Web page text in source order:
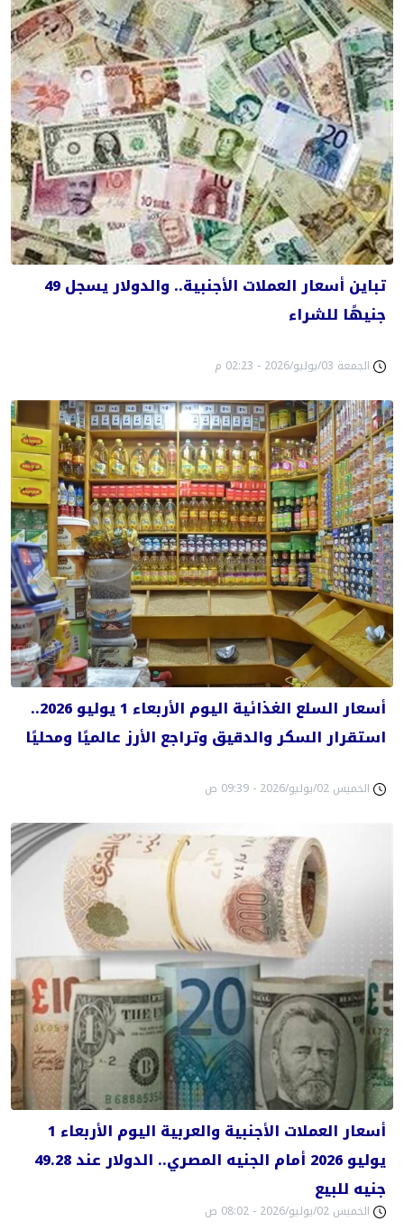
تباين أسعار العملات الأجنبية.. والدولار يسجل 49
جنيهًا للشراء
الجمعة 03/يوليو/2026 - 02:23 م
أسعار السلع الغذائية اليوم الأربعاء 1 يوليو 2026..
استقرار السكر والدقيق وتراجع الأرز عالميًا ومحليًا
الخميس 02/يوليو/2026 - 09:39 ص
أسعار العملات الأجنبية والعربية اليوم الأربعاء 1
يوليو 2026 أمام الجنيه المصري.. الدولار عند 49.28
جنيه للبيع
الخميس 02/يوليو/2026 - 08:02 ص